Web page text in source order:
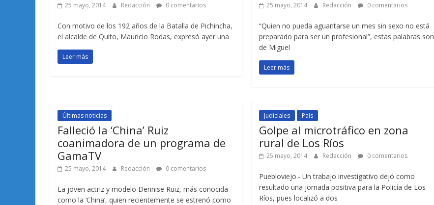
25 mayo, 2014 Redacción 0 comentarios
Con motivo de los 192 años de la Batalla de Pichincha,
el alcalde de Quito, Mauricio Rodas, expresó ayer una
Leer más
25 mayo, 2014 Redacción 0 comentarios
“Quien no pueda aguantarse un mes sin sexo no está
preparado para ser un profesional”, estas palabras son
de Miguel
Leer más
Últimas noticias
Falleció la ‘China’ Ruiz
coanimadora de un programa de
GamaTV
25 mayo, 2014 Redacción 0 comentarios
La joven actriz y modelo Dennise Ruiz, más conocida
como la ‘China’, quien recientemente se estrenó como
Judiciales País
Golpe al microtráfico en zona
rural de Los Ríos
25 mayo, 2014 Redacción 0 comentarios
Puebloviejo.- Un trabajo investigativo dejó como
resultado una jornada positiva para la Policía de Los
Ríos, pues localizó a dos